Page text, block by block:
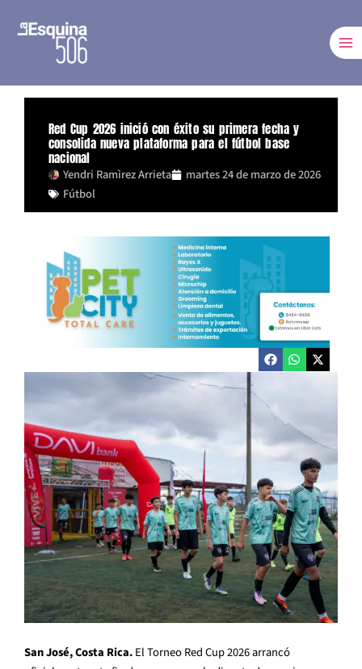
Red Cup 2026 inició con éxito su primera fecha y
consolida nueva plataforma para el fútbol base
nacional
Yendri Ramìrez Arrieta
martes 24 de marzo de 2026
Fútbol
San José, Costa Rica.El Torneo Red Cup 2026 arrancó